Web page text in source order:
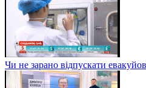
Чи не зарано відпускати